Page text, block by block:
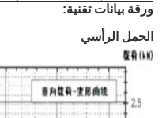
ورقة بيانات تقنية:
الحمل الرأسي